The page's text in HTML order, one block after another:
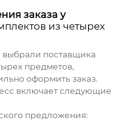
заказа у
из четырех
выбрали поставщика
предметов,
оформить заказ.
включает следующие
предложения: